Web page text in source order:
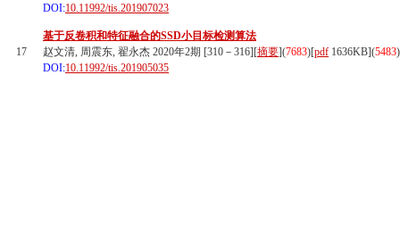
DOI:10.11992/tis.201907023
17
基于反卷积和特征融合的SSD小目标检测算法
赵文清, 周震东, 翟永杰 2020年2期 [310－316][摘要](7683)[pdf 1636KB](5483)
DOI:10.11992/tis.201905035